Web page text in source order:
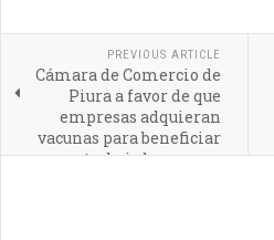
PREVIOUS ARTICLE
Cámara de Comercio de
Piura a favor de que
empresas adquieran
vacunas para beneficiar
a trabajadores y sus